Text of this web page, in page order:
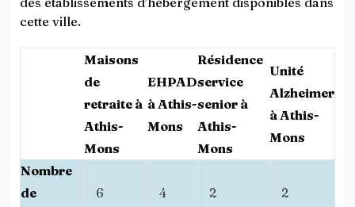
cette ville.
Maisons
de
retraite à
Athis-
Mons
EHPAD
à Athis-
Mons
Résidence
service
senior à
Athis-
Mons
Unité
Alzheimer
à Athis-
Mons
Nombre
de
6 4 2 2